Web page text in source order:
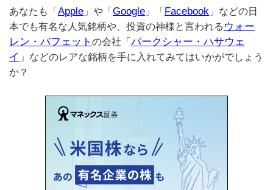
あなたも「 Apple 」や「 Google 」「 Facebook 」などの日
本でも有名な人気銘柄や、投資の神様と言われる ウォー
レン・バフェット の会社「 バークシャー・ハサウェ
イ 」などのレアな銘柄を手に入れてみてはいかがでしょう
か？